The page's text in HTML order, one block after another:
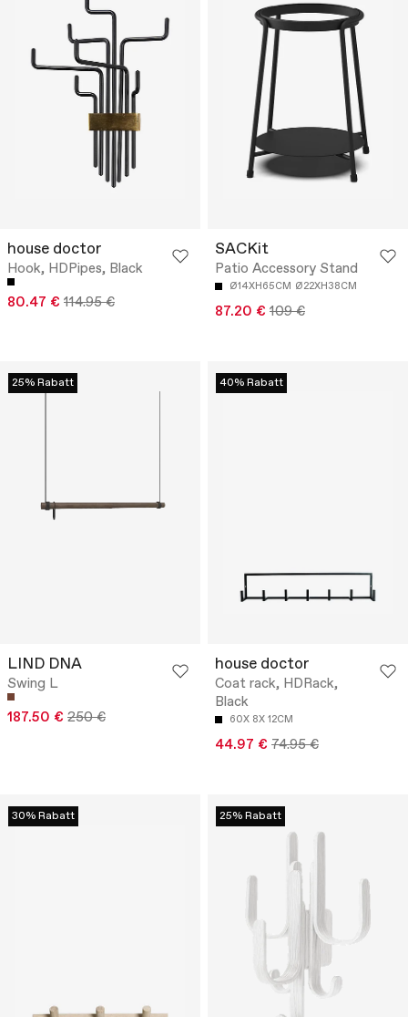
house doctor
Hook, HDPipes, Black
80.47 € 114.95 €
SACKit
Patio Accessory Stand
Ø14XH65CM Ø22XH38CM
87.20 € 109 €
25% Rabatt
LIND DNA
Swing L
187.50 € 250 €
40% Rabatt
house doctor
Coat rack, HDRack,
Black
60X 8X 12CM
44.97 € 74.95 €
30% Rabatt 25% Rabatt